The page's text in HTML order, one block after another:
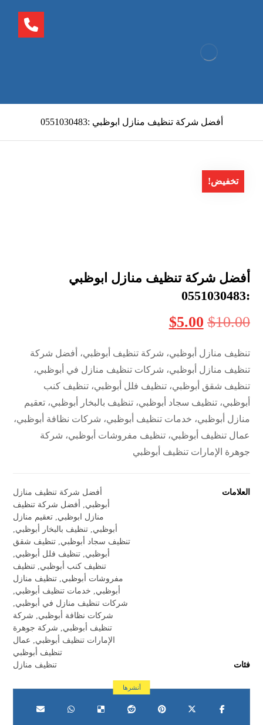
أفضل شركة تنظيف منازل ابوظبي :0551030483
تخفيض!
أفضل شركة تنظيف منازل ابوظبي
:0551030483
$10.00
$5.00
تنظيف منازل أبوظبي، شركة تنظيف أبوظبي، أفضل شركة
تنظيف منازل أبوظبي، شركات تنظيف منازل في أبوظبي،
تنظيف شقق أبوظبي، تنظيف فلل أبوظبي، تنظيف كنب
أبوظبي، تنظيف سجاد أبوظبي، تنظيف بالبخار أبوظبي، تعقيم
منازل أبوظبي، خدمات تنظيف أبوظبي، شركات نظافة أبوظبي،
عمال تنظيف أبوظبي، تنظيف مفروشات أبوظبي، شركة
جوهرة الإمارات تنظيف أبوظبي
العلامات
أفضل شركة تنظيف منازل
أبوظبي, أفضل شركة تنظيف
منازل ابوظبي, تعقيم منازل
أبوظبي, تنظيف بالبخار أبوظبي,
تنظيف سجاد أبوظبي, تنظيف شقق
أبوظبي, تنظيف فلل أبوظبي,
تنظيف كنب أبوظبي, تنظيف
مفروشات أبوظبي, تنظيف منازل
أبوظبي, خدمات تنظيف أبوظبي,
شركات تنظيف منازل في أبوظبي,
شركات نظافة أبوظبي, شركة
تنظيف أبوظبي, شركة جوهرة
الإمارات تنظيف أبوظبي, عمال
تنظيف أبوظبي
فئات
تنظيف منازل